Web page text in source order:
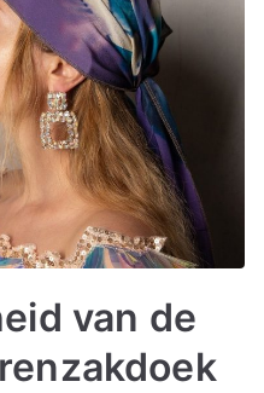
van de